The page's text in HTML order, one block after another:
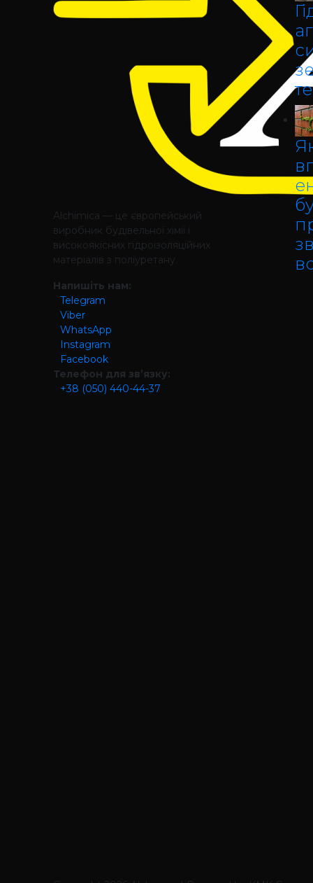
Alchimica — це європейський
виробник будівельної хімії і
високоякісних гідроізоляційних
матеріалів з поліуретану.
Напишіть нам:
Telegram
Viber
WhatsApp
Instagram
Facebook
Телефон для зв’язку:
+38 (050) 440-44-37